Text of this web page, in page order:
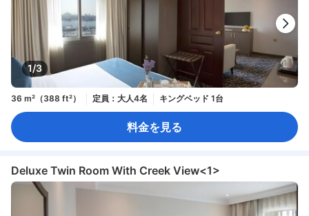
1/3
36 m²（388 ft²） 定員：大人4名 キングベッド 1台
料金を見る
Deluxe Twin Room With Creek View<1>